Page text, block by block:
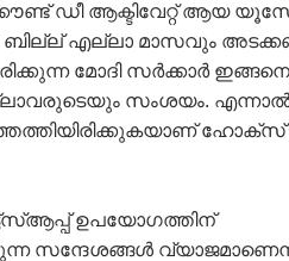
ഡീ ആക്ടിവേറ്റ് ആയ
ബില്ല് എല്ലാ മാസവും
മോദി സര്‍ക്കാര്‍
സംശയം.
ഉപയോഗത്തിന്
സന്ദേശങ്ങള്‍